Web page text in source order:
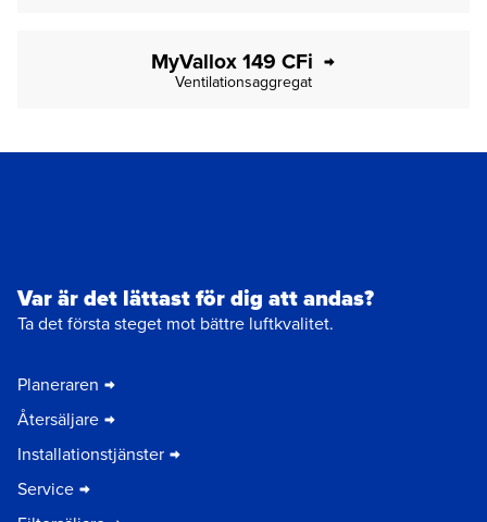
MyVallox 149 CFi
Ventilationsaggregat
Var är det lättast för dig att andas?
Ta det första steget mot bättre luftkvalitet.
Planeraren
Återsäljare
Installationstjänster
Service